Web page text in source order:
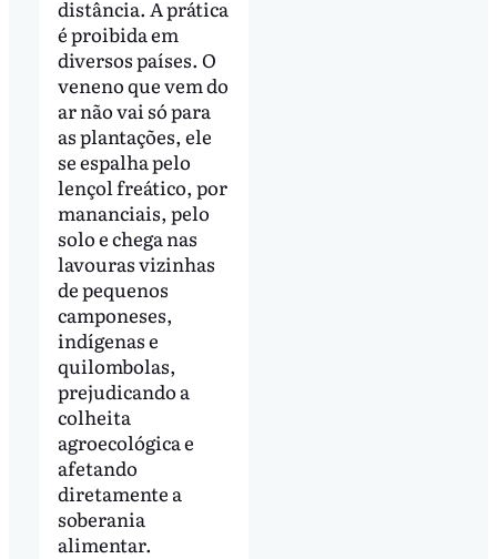
distância. A prática
é proibida em
diversos países. O
veneno que vem do
ar não vai só para
as plantações, ele
se espalha pelo
lençol freático, por
mananciais, pelo
solo e chega nas
lavouras vizinhas
de pequenos
camponeses,
indígenas e
quilombolas,
prejudicando a
colheita
agroecológica e
afetando
diretamente a
soberania
alimentar.